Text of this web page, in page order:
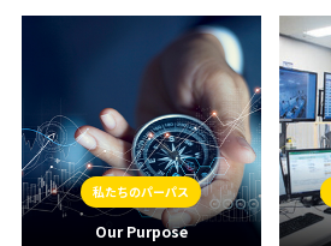
私たちのパーパス
Our Purpose